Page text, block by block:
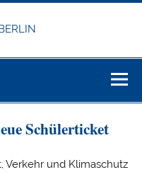
Schülerticket
Verkehr und Klimaschutz